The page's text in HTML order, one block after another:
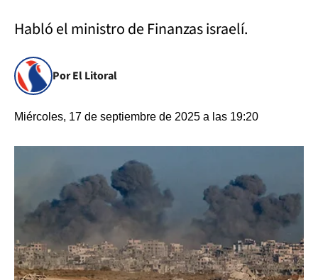
Habló el ministro de Finanzas israelí.
Por El Litoral
Miércoles, 17 de septiembre de 2025 a las 19:20